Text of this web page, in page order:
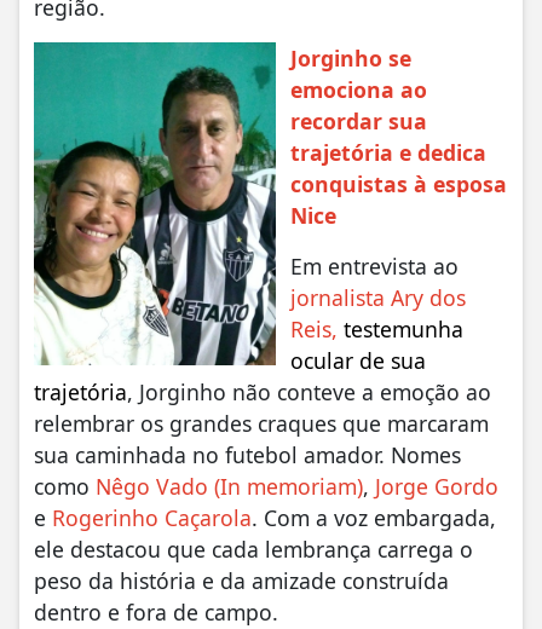
região.
Jorginho se
emociona ao
recordar sua
trajetória e dedica
conquistas à esposa
Nice
Em entrevista ao
jornalista Ary dos
Reis, testemunha
ocular de sua
trajetória, Jorginho não conteve a emoção ao
relembrar os grandes craques que marcaram
sua caminhada no futebol amador. Nomes
como Nêgo Vado (In memoriam), Jorge Gordo
e Rogerinho Caçarola. Com a voz embargada,
ele destacou que cada lembrança carrega o
peso da história e da amizade construída
dentro e fora de campo.